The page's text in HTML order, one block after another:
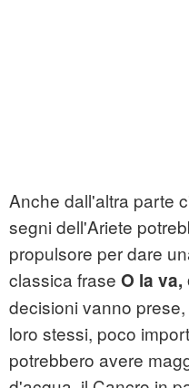
Anche dall'altra parte
segni dell'Ariete
propulsore per dare
classica frase O la
decisioni vanno
loro stessi, poco
potrebbero avere